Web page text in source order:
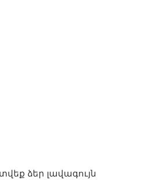
ձեր լավագույն